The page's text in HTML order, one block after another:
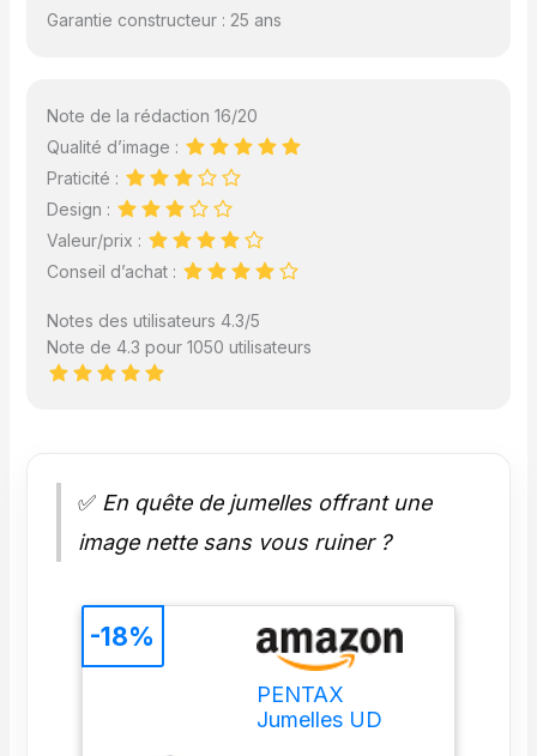
Garantie constructeur : 25 ans
Note de la rédaction 16/20
Qualité d’image :
Praticité :
Design :
Valeur/prix :
Conseil d’achat :
Notes des utilisateurs 4.3/5
Note de 4.3 pour 1050 utilisateurs
✅En quête de jumelles offrant une
image nette sans vous ruiner ?
PENTAX
Jumelles UD
-18%